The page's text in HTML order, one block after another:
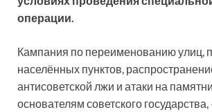
операции.
Кампания по переименованию улиц,
населённых пунктов,
антисоветской лжи и атаки на
основателям советского государства,